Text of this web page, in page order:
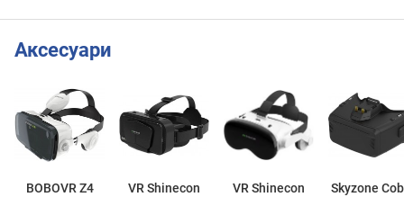
Аксесуари
BOBOVR Z4
VR Shinecon
VR Shinecon
Skyzone